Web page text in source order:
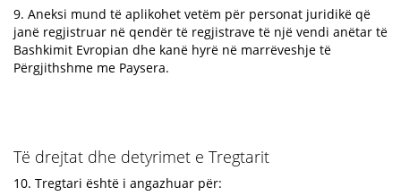
9. Aneksi mund të aplikohet vetëm për personat juridikë që
janë regjistruar në qendër të regjistrave të një vendi anëtar të
Bashkimit Evropian dhe kanë hyrë në marrëveshje të
Përgjithshme me Paysera.
Të drejtat dhe detyrimet e Tregtarit
10. Tregtari është i angazhuar për: